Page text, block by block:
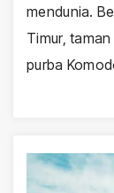
mendunia.
Timur,
purba